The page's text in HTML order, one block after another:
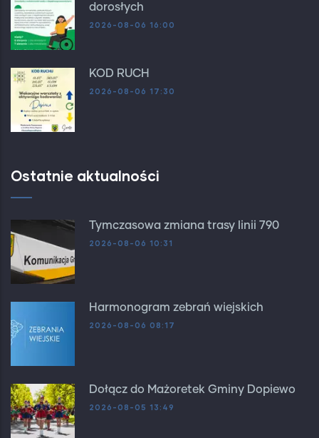
dorosłych
2026-08-06 16:00
KOD RUCH
2026-08-06 17:30
Ostatnie aktualności
Tymczasowa zmiana trasy linii 790
2026-08-06 10:31
Harmonogram zebrań wiejskich
2026-08-06 08:17
Dołącz do Mażoretek Gminy Dopiewo
2026-08-05 13:49